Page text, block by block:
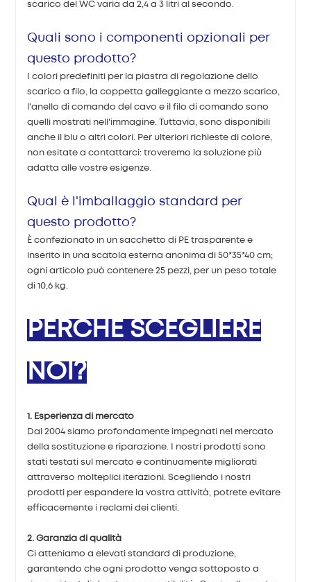
scarico del WC varia da 2,4 a 3 litri al secondo.
Quali sono i componenti opzionali per
questo prodotto?
I colori predefiniti per la piastra di regolazione dello
scarico a filo, la coppetta galleggiante a mezzo scarico,
l'anello di comando del cavo e il filo di comando sono
quelli mostrati nell'immagine. Tuttavia, sono disponibili
anche il blu o altri colori. Per ulteriori richieste di colore,
non esitate a contattarci: troveremo la soluzione più
adatta alle vostre esigenze.
Qual è l'imballaggio standard per
questo prodotto?
È confezionato in un sacchetto di PE trasparente e
inserito in una scatola esterna anonima di 50*35*40 cm;
ogni articolo può contenere 25 pezzi, per un peso totale
di 10,6 kg.
PERCHÉ SCEGLIERE
NOI?
1. Esperienza di mercato
Dal 2004 siamo profondamente impegnati nel mercato
della sostituzione e riparazione. I nostri prodotti sono
stati testati sul mercato e continuamente migliorati
attraverso molteplici iterazioni. Scegliendo i nostri
prodotti per espandere la vostra attività, potrete evitare
efficacemente i reclami dei clienti.
2. Garanzia di qualità
Ci atteniamo a elevati standard di produzione,
garantendo che ogni prodotto venga sottoposto a